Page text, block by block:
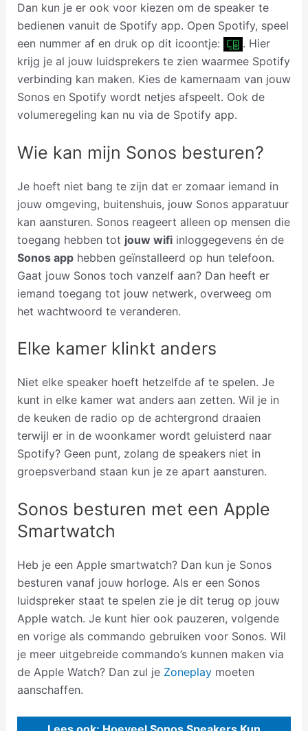
Dan kun je er ook voor kiezen om de speaker te
bedienen vanuit de Spotify app. Open Spotify, speel
een nummer af en druk op dit icoontje:
. Hier
krijg je al jouw luidsprekers te zien waarmee Spotify
verbinding kan maken. Kies de kamernaam van jouw
Sonos en Spotify wordt netjes afspeelt. Ook de
volumeregeling kan nu via de Spotify app.
Wie kan mijn Sonos besturen?
Je hoeft niet bang te zijn dat er zomaar iemand in
jouw omgeving, buitenshuis, jouw Sonos apparatuur
kan aansturen. Sonos reageert alleen op mensen die
toegang hebben tot jouw wifiinloggegevens én de
Sonos apphebben geïnstalleerd op hun telefoon.
Gaat jouw Sonos toch vanzelf aan? Dan heeft er
iemand toegang tot jouw netwerk, overweeg om
het wachtwoord te veranderen.
Elke kamer klinkt anders
Niet elke speaker hoeft hetzelfde af te spelen. Je
kunt in elke kamer wat anders aan zetten. Wil je in
de keuken de radio op de achtergrond draaien
terwijl er in de woonkamer wordt geluisterd naar
Spotify? Geen punt, zolang de speakers niet in
groepsverband staan kun je ze apart aansturen.
Sonos besturen met een Apple
Smartwatch
Heb je een Apple smartwatch? Dan kun je Sonos
besturen vanaf jouw horloge. Als er een Sonos
luidspreker staat te spelen zie je dit terug op jouw
Apple watch. Je kunt hier ook pauzeren, volgende
en vorige als commando gebruiken voor Sonos. Wil
je meer uitgebreide commando’s kunnen maken via
de Apple Watch? Dan zul je Zoneplaymoeten
aanschaffen.